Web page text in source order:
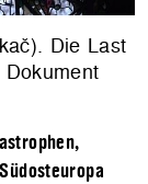
Die Last
,